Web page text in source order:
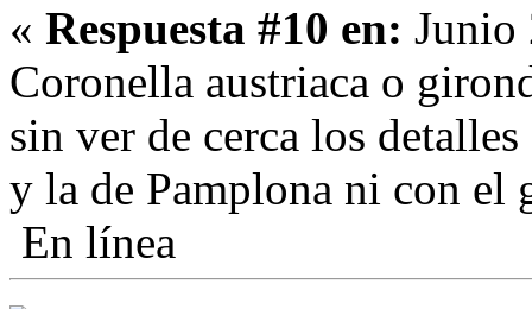
« Respuesta #10 en: Junio
Coronella austriaca o
sin ver de cerca los detalles
y la de Pamplona ni con el
En línea